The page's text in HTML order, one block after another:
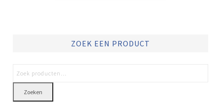
ZOEK EEN PRODUCT
Zoeken